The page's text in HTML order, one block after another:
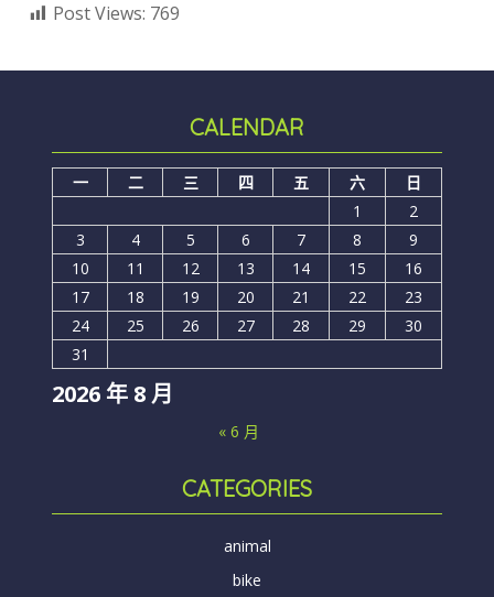
Post Views: 769
CALENDAR
2026 年 8 月
一 二 三 四 五 六
日
1
2
3
4 5 6 7 8
9
10
11 12 13 14 15
16
17
18 19 20 21 22
23
24
25 26 27 28 29
30
31
« 6 月
CATEGORIES
animal
bike